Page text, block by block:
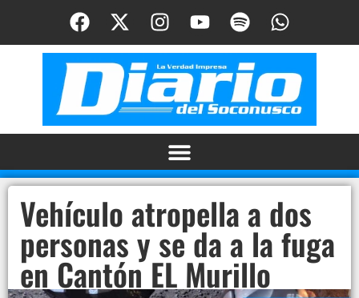
Vehículo atropella a dos
personas y se da a la fuga
en Cantón EL Murillo